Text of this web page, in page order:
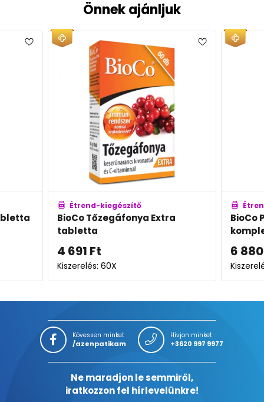
Önnek ajánljuk
Extra
Étrend-kiegészítő
BioCo Porc, Izom és Csont
komplex tabletta MEGAPACK
6 880
Kiszerelés: 120X
Kövessen minket
/azenpatikam
Hívjon minket
+3620 997 9977
Ne maradjon le semmiről,
iratkozzon fel hírlevelünkre!